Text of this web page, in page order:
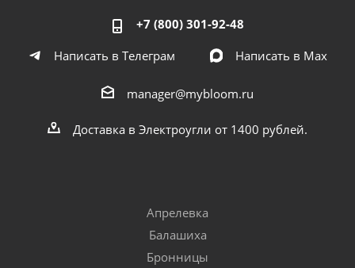
+7 (800) 301-92-48
Написать в Телеграм
Написать в Мах
manager@mybloom.ru
Доставка в Электроугли от 1400 рублей.
Апрелевка
Балашиха
Бронницы